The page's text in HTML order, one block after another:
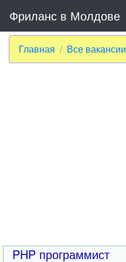
Фриланс в Молдове
Главная Все вакансии
PHP программист